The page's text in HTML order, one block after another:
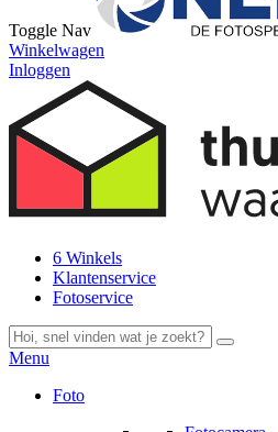
Toggle Nav
Winkelwagen
Inloggen
6 Winkels
Klantenservice
Fotoservice
Menu
Foto